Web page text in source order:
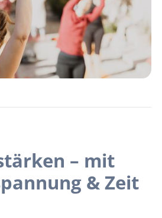
– mit
& Zeit